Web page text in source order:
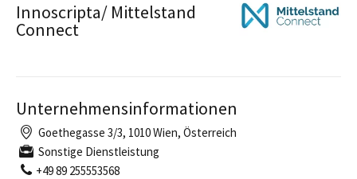
Innoscripta/ Mittelstand
Connect
Unternehmensinformationen
Goethegasse 3/3, 1010 Wien, Österreich
Sonstige Dienstleistung
+49 89 255553568